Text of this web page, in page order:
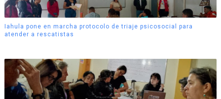
Iahula pone en marcha protocolo de triaje psicosocial para
atender a rescatistas